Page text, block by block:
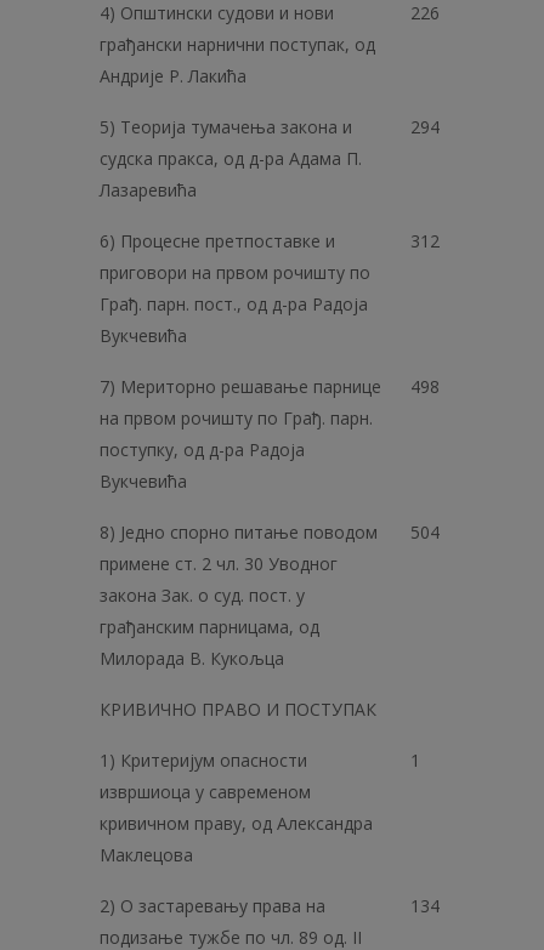
4) Општински судови и нови
грађански нарнични поступак, од
Андрије Р. Лакића
226
5) Теорија тумачења закона и
судска пракса, од д-ра Адама П.
Лазаревића
294
6) Процесне претпоставке и
приговори на првом рочишту по
Грађ. парн. пост., од д-ра Радоја
Вукчевића
312
7) Мериторно решавање парнице
на првом рочишту по Грађ. парн.
поступку, од д-ра Радоја
Вукчевића
498
8) Једно спорно питање поводом
примене ст. 2 чл. 30 Уводног
закона Зак. о суд. пост. у
грађанским парницама, од
Милорада В. Кукољца
504
КРИВИЧНО ПPABO И ПОСТУПАК
1) Критеријум опасности
извршиоца у савременом
кривичном праву, од Александра
Маклецова
1
2) О застаревању права на
подизање тужбе по чл. 89 од. II
134